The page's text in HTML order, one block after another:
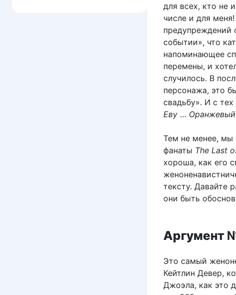
для всех, кто не
числе и для
предупреждений
событии», что
напоминающее
перемены, и
случилось. В
персонажа, это
свадьбу». И с
Еву …
Тем не менее, мы
фанаты The Last
хороша, как его
тексту. Давайте
они быть
Аргумент
Это самый
Кейтлин Девер,
Джоэла, как это